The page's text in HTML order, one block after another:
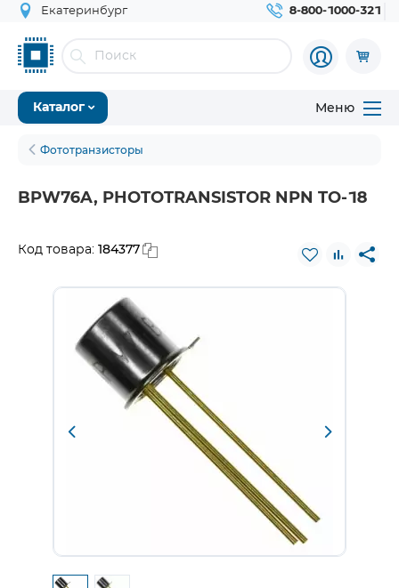
Екатеринбург 8-800-1000-321
Каталог Меню
Фототранзисторы
BPW76A, PHOTOTRANSISTOR NPN TO-18
Код товара: 184377